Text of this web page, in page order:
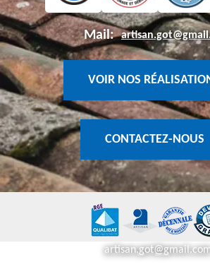
Mail:
VOIR NOS
CONTACTEZ-NOUS
artisan.got@gmail.com